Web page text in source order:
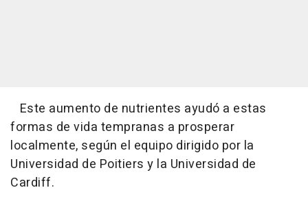
Este aumento de nutrientes ayudó a estas
formas de vida tempranas a prosperar
localmente, según el equipo dirigido por la
Universidad de Poitiers y la Universidad de
Cardiff.